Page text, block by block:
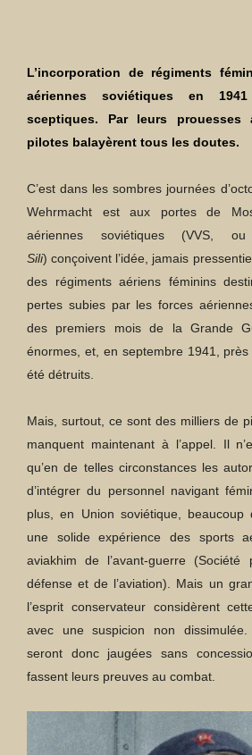
L’incorporation de régiments
aériennes soviétiques en
sceptiques. Par leurs
pilotes balayèrent tous les doutes.
C’est dans les sombres journées
Wehrmacht est aux portes de
aériennes soviétiques (VVS,
Sili) conçoivent l’idée, jamais
des régiments aériens féminins
pertes subies par les forces
des premiers mois de la Grande
énormes, et, en septembre 1941,
été détruits.
Mais, surtout, ce sont des milliers de
manquent maintenant à l’appel. Il
qu’en de telles circonstances les
d’intégrer du personnel navigant
plus, en Union soviétique, beaucoup
une solide expérience des sports
aviakhim de l’avant-guerre
défense et de l’aviation). Mais un
l’esprit conservateur considèrent
avec une suspicion non
seront donc jaugées sans
fassent leurs preuves au combat.